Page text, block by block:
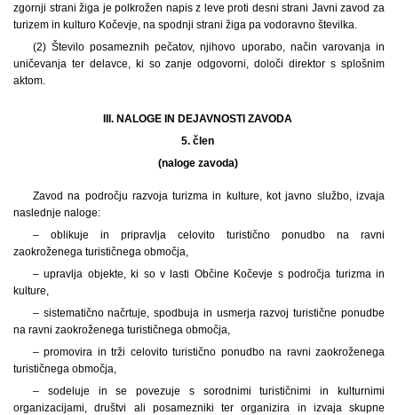
zgornji strani žiga je polkrožen napis z leve proti desni strani Javni zavod za
turizem in kulturo Kočevje, na spodnji strani žiga pa vodoravno številka.
(2) Število posameznih pečatov, njihovo uporabo, način varovanja in
uničevanja ter delavce, ki so zanje odgovorni, določi direktor s splošnim
aktom.
III. NALOGE IN DEJAVNOSTI ZAVODA
5. člen
(naloge zavoda)
Zavod na področju razvoja turizma in kulture, kot javno službo, izvaja
naslednje naloge:
– oblikuje in pripravlja celovito turistično ponudbo na ravni
zaokroženega turističnega območja,
– upravlja objekte, ki so v lasti Občine Kočevje s področja turizma in
kulture,
– sistematično načrtuje, spodbuja in usmerja razvoj turistične ponudbe
na ravni zaokroženega turističnega območja,
– promovira in trži celovito turistično ponudbo na ravni zaokroženega
turističnega območja,
– sodeluje in se povezuje s sorodnimi turističnimi in kulturnimi
organizacijami, društvi ali posamezniki ter organizira in izvaja skupne